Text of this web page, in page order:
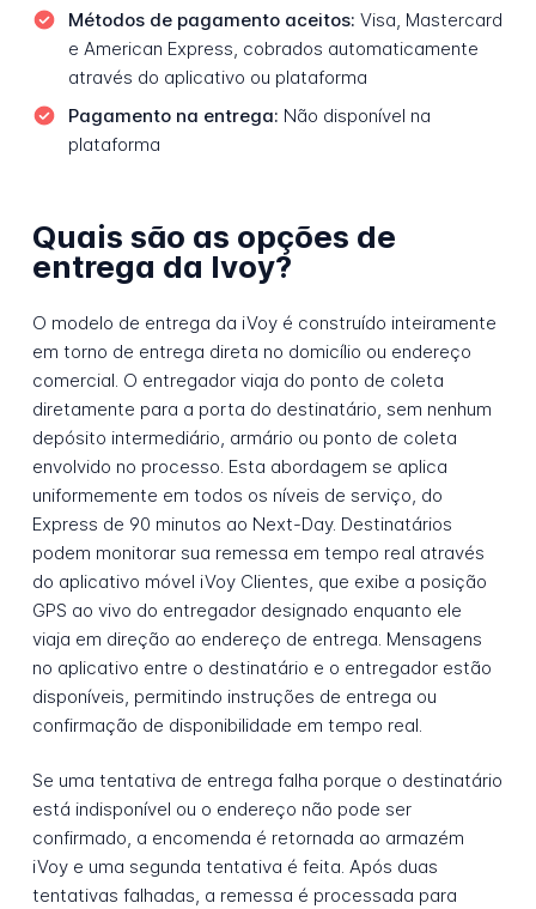
Métodos de pagamento aceitos: Visa, Mastercard
e American Express, cobrados automaticamente
através do aplicativo ou plataforma
Pagamento na entrega: Não disponível na
plataforma
Quais são as opções de
entrega da Ivoy?
O modelo de entrega da iVoy é construído inteiramente
em torno de entrega direta no domicílio ou endereço
comercial. O entregador viaja do ponto de coleta
diretamente para a porta do destinatário, sem nenhum
depósito intermediário, armário ou ponto de coleta
envolvido no processo. Esta abordagem se aplica
uniformemente em todos os níveis de serviço, do
Express de 90 minutos ao Next-Day. Destinatários
podem monitorar sua remessa em tempo real através
do aplicativo móvel iVoy Clientes, que exibe a posição
GPS ao vivo do entregador designado enquanto ele
viaja em direção ao endereço de entrega. Mensagens
no aplicativo entre o destinatário e o entregador estão
disponíveis, permitindo instruções de entrega ou
confirmação de disponibilidade em tempo real.
Se uma tentativa de entrega falha porque o destinatário
está indisponível ou o endereço não pode ser
confirmado, a encomenda é retornada ao armazém
iVoy e uma segunda tentativa é feita. Após duas
tentativas falhadas, a remessa é processada para